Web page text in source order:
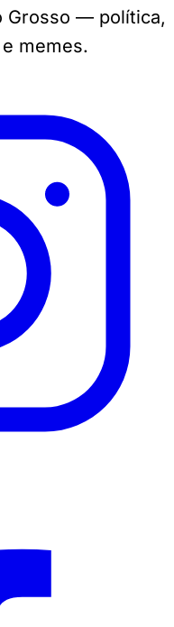
Grosso — política,
memes.